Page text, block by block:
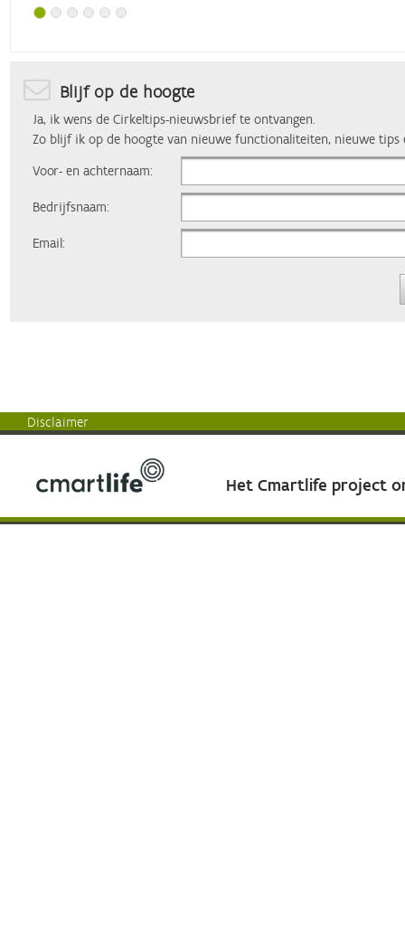
Blijf op de hoogte
Ja, ik wens de Cirkeltips-nieuwsbrief te ontvangen.
Zo blijf ik op de hoogte van nieuwe functionaliteiten, nieuwe tips
Voor- en achternaam:
Bedrijfsnaam:
Email:
Disclaimer
Het Cmartlife project